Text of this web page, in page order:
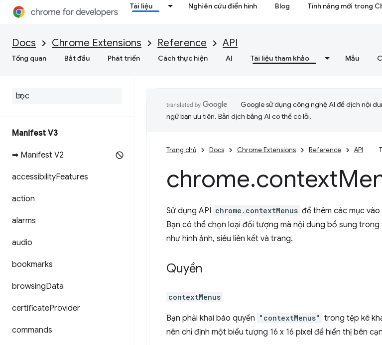
Tài liệu Nghiên cứu điển hình Blog Tính năng mới trong
Docs Chrome Extensions Reference API
Tổng quan Bắt đầu Phát triển Cách thực hiện AI Tài liệu tham khảo Mẫu
Manifest V3
➡ Manifest V2
accessibilityFeatures
action
alarms
audio
bookmarks
browsingData
certificateProvider
commands
Google sử dụng công nghệ AI để dịch nội
ngữ bạn ưu tiên. Bản dịch bằng AI có thể có lỗi.
Trang chủ Docs Chrome Extensions Reference API
chrome.context
Sử dụng API chrome.contextMenus để thêm các mục
Bạn có thể chọn loại đối tượng mà nội dung bổ sung
như hình ảnh, siêu liên kết và trang.
Quyền
contextMenus
Bạn phải khai báo quyền "contextMenus" trong tệp kê
nên chỉ định một biểu tượng 16 x 16 pixel để hiển thị bên